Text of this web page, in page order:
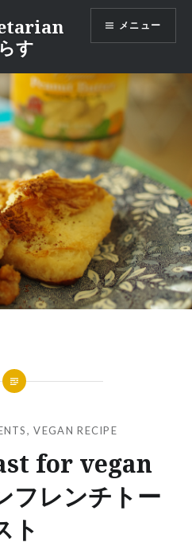
す
メニュー
,VEGAN RECIPE
for vegan
フレンチトー
ト